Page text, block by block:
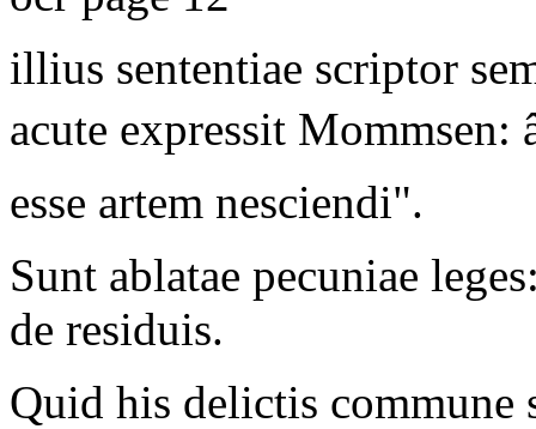
illius sententiae scriptor
acute expressit Mommsen:
esse artem nesciendi".
Sunt ablatae pecuniae
de residuis.
Quid his delictis commune